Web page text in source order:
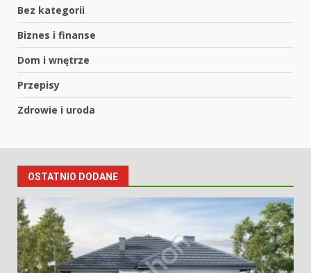
Bez kategorii
Biznes i finanse
Dom i wnętrze
Przepisy
Zdrowie i uroda
OSTATNIO DODANE